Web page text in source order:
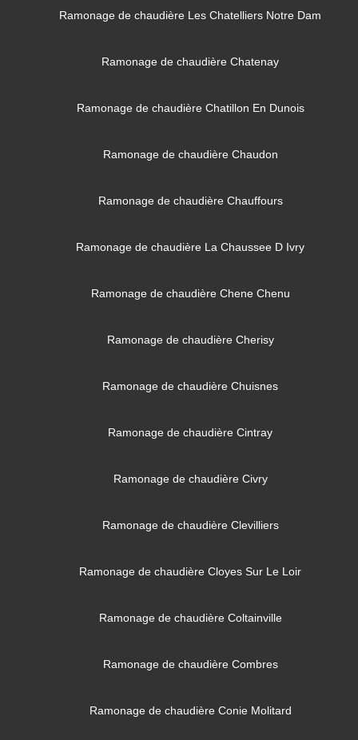
Ramonage de chaudière Les Chatelliers Notre Dam
Ramonage de chaudière Chatenay
Ramonage de chaudière Chatillon En Dunois
Ramonage de chaudière Chaudon
Ramonage de chaudière Chauffours
Ramonage de chaudière La Chaussee D Ivry
Ramonage de chaudière Chene Chenu
Ramonage de chaudière Cherisy
Ramonage de chaudière Chuisnes
Ramonage de chaudière Cintray
Ramonage de chaudière Civry
Ramonage de chaudière Clevilliers
Ramonage de chaudière Cloyes Sur Le Loir
Ramonage de chaudière Coltainville
Ramonage de chaudière Combres
Ramonage de chaudière Conie Molitard